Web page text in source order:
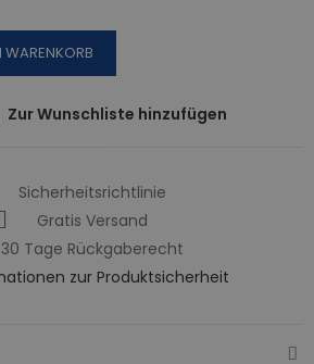
WARENKORB
Zur Wunschliste hinzufügen
Sicherheitsrichtlinie
Gratis Versand
30 Tage Rückgaberecht
zur Produktsicherheit